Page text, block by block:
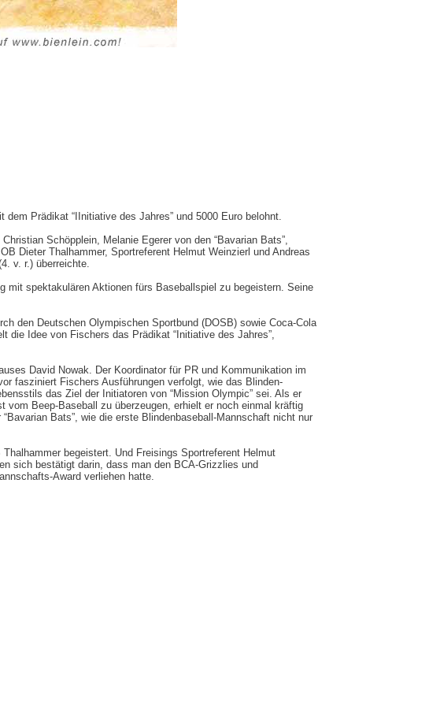
dem Prädikat “IInitiative des Jahres” und 5000 Euro belohnt.
Schöpplein, Melanie Egerer von den “Bavarian Bats”,
Dieter Thalhammer, Sportreferent Helmut Weinzierl und Andreas
v. r.) überreichte.
mit spektakulären Aktionen fürs Baseballspiel zu begeistern. Seine
den Deutschen Olympischen Sportbund (DOSB) sowie Coca-Cola
die Idee von Fischers das Prädikat “Initiative des Jahres”,
David Nowak. Der Koordinator für PR und Kommunikation im
fasziniert Fischers Ausführungen verfolgt, wie das Blinden-
das Ziel der Initiatoren von “Mission Olympic” sei. Als er
Beep-Baseball zu überzeugen, erhielt er noch einmal kräftig
Bats”, wie die erste Blindenbaseball-Mannschaft nicht nur
begeistert. Und Freisings Sportreferent Helmut
sich bestätigt darin, dass man den BCA-Grizzlies und
Award verliehen hatte.